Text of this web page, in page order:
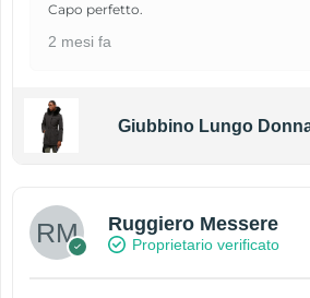
Capo perfetto.
2 mesi fa
Giubbino Lungo
Ruggiero Messere
Proprietario verificato